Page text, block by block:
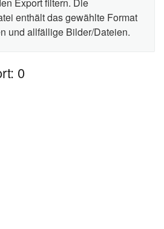
enthält das gewählte Format
und allfällige Bilder/Dateien.
0